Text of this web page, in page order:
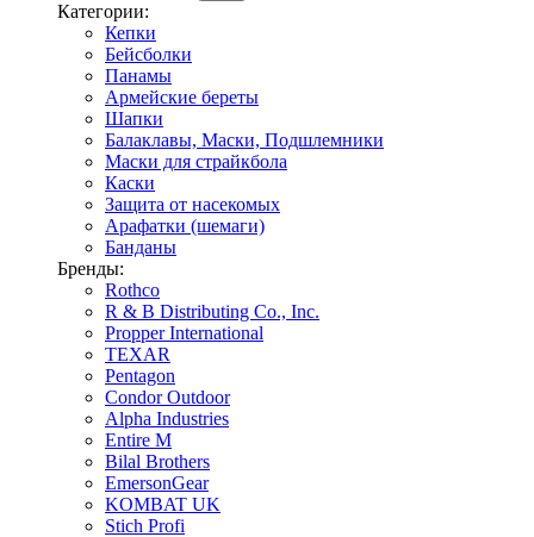
Категории:
Кепки
Бейсболки
Панамы
Армейские береты
Шапки
Балаклавы, Маски, Подшлемники
Маски для страйкбола
Каски
Защита от насекомых
Арафатки (шемаги)
Банданы
Бренды:
Rothco
R & B Distributing Co., Inc.
Propper International
TEXAR
Pentagon
Condor Outdoor
Alpha Industries
Entire M
Bilal Brothers
EmersonGear
KOMBAT UK
Stich Profi